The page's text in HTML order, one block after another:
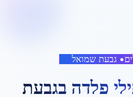
•גבעת שמואל
פלדה בגבעת